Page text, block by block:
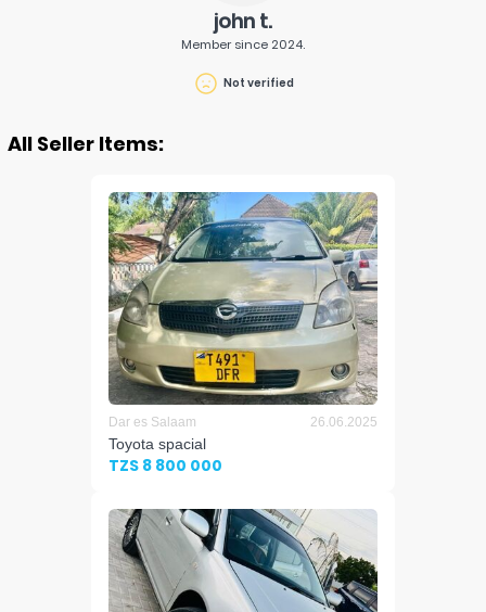
john t.
Member since 2024.
Not verified
All Seller Items:
Dar es Salaam 26.06.2025
Toyota spacial
TZS 8 800 000